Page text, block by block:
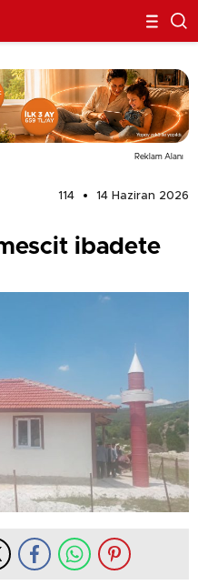
Reklam Alanı
114
14 Haziran 2026
ibadete